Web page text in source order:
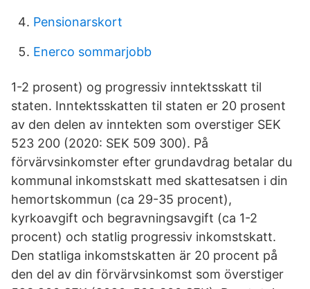
Pensionarskort
Enerco sommarjobb
1-2 prosent) og progressiv inntektsskatt til
staten. Inntektsskatten til staten er 20 prosent
av den delen av inntekten som overstiger SEK
523 200 (2020: SEK 509 300). På
förvärvsinkomster efter grundavdrag betalar du
kommunal inkomstskatt med skattesatsen i din
hemortskommun (ca 29-35 procent),
kyrkoavgift och begravningsavgift (ca 1-2
procent) och statlig progressiv inkomstskatt.
Den statliga inkomstskatten är 20 procent på
den del av din förvärvsinkomst som överstiger